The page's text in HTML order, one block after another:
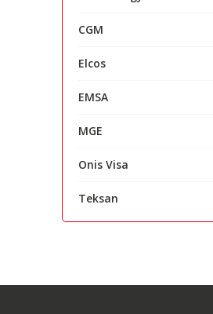
CGM
Elcos
EMSA
MGE
Onis Visa
Teksan